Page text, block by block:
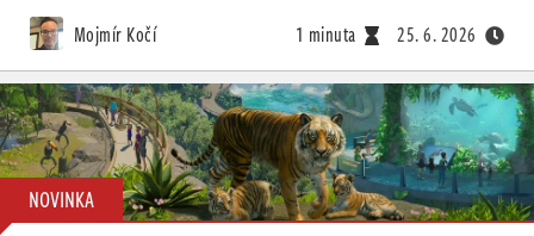
Mojmír Kočí 1 minuta 25. 6. 2026
NOVINKA